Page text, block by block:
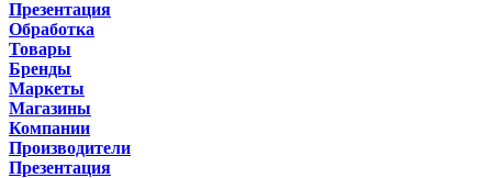
Презентация
Обработка
Товары
Бренды
Маркеты
Магазины
Компании
Производители
Презентация